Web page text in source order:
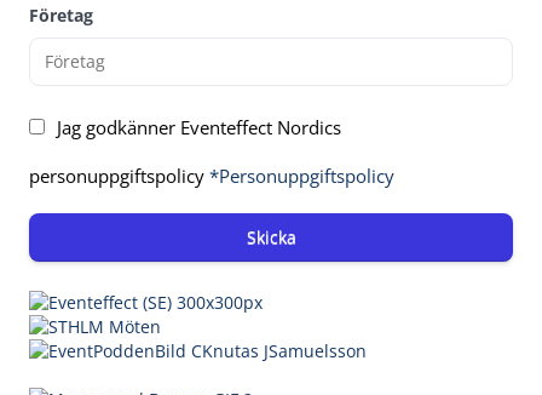
Företag
Jag godkänner Eventeffect Nordics
personuppgiftspolicy *Personuppgiftspolicy
Skicka